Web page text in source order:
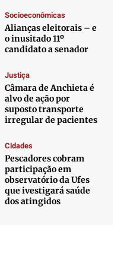
Socioeconômicas
Alianças eleitorais – e
o inusitado 11º
candidato a senador
Justiça
Câmara de Anchieta é
alvo de ação por
suposto transporte
irregular de pacientes
Cidades
Pescadores cobram
participação em
observatório da Ufes
que ivestigará saúde
dos atingidos